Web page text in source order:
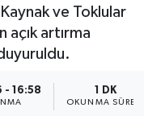
ve Toklular
açık artırma
- 16:58 1 DK
OKUNMA